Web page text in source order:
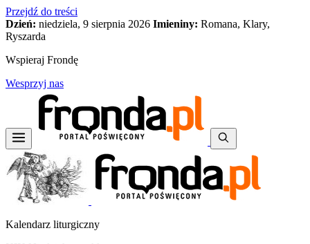
Przejdź do treści
Dzień: niedziela, 9 sierpnia 2026 Imieniny: Romana, Klary,
Ryszarda
Wspieraj Frondę
Wesprzyj nas
Kalendarz liturgiczny